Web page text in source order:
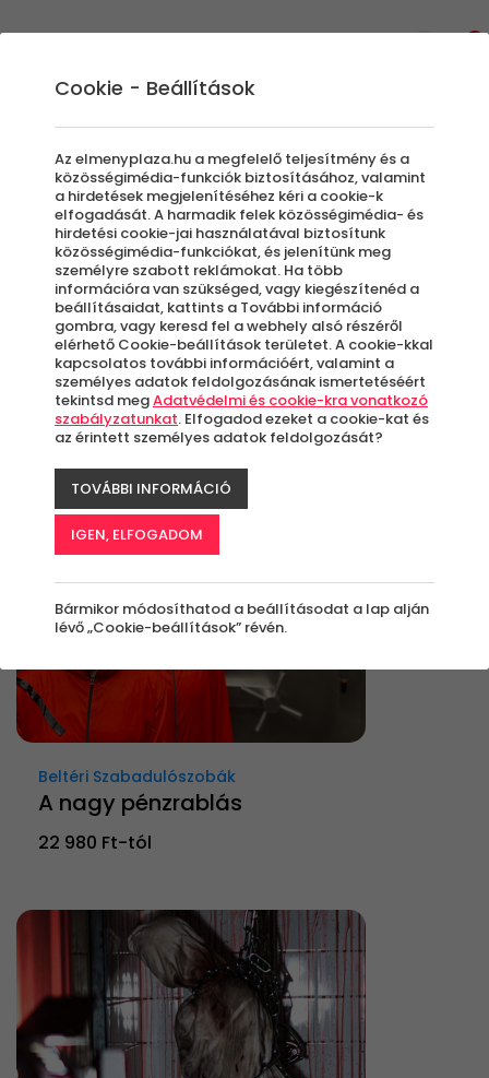
Beltéri Szabadulószoba
Szűrők beállítása
Élmények
Rendezés:
Beltéri Szabadulószobák
A nagy pénzrablás
22 980 Ft-tól
Cookie - Beállítások
Az elmenyplaza.hu a megfelelő teljesítmény és a
közösségimédia-funkciók biztosításához, valamint
a hirdetések megjelenítéséhez kéri a cookie-k
elfogadását. A harmadik felek közösségimédia- és
hirdetési cookie-jai használatával biztosítunk
közösségimédia-funkciókat, és jelenítünk meg
személyre szabott reklámokat. Ha több
információra van szükséged, vagy kiegészítenéd a
beállításaidat, kattints a További információ
gombra, vagy keresd fel a webhely alsó részéről
elérhető Cookie-beállítások területet. A cookie-kkal
kapcsolatos további információért, valamint a
személyes adatok feldolgozásának ismertetéséért
tekintsd megAdatvédelmi és cookie-kra vonatkozó
szabályzatunkat. Elfogadod ezeket a cookie-kat és
az érintett személyes adatok feldolgozását?
TOVÁBBI INFORMÁCIÓ
IGEN, ELFOGADOM
Bármikor módosíthatod a beállításodat a lap alján
lévő „Cookie-beállítások” révén.